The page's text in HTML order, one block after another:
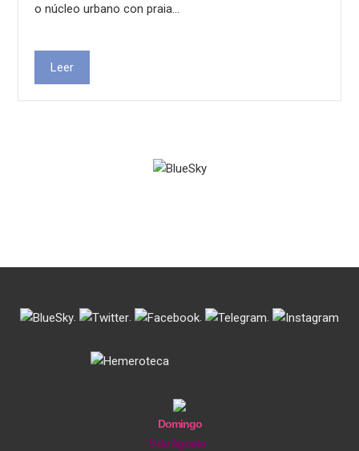
o núcleo urbano con praia…
Leer
. . . .
Domingo
9 de Agosto